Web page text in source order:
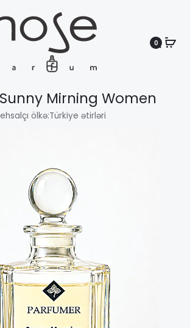
Search
0
Mirning Women
ölkə:Türkiye ətirləri